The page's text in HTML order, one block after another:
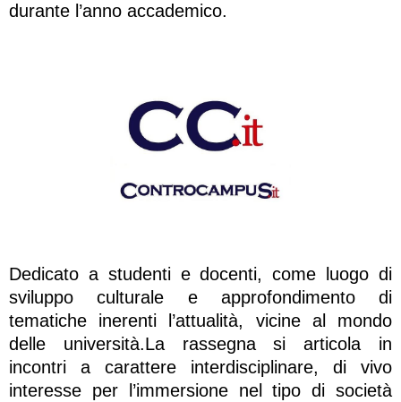
durante l’anno accademico.
Dedicato a studenti e docenti, come luogo di
sviluppo culturale e approfondimento di
tematiche inerenti l’attualità, vicine al mondo
delle università.La rassegna si articola in
incontri a carattere interdisciplinare, di vivo
interesse per l’immersione nel tipo di società